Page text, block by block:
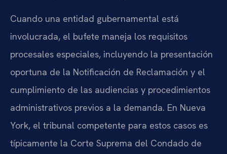
Cuando una entidad gubernamental está
involucrada, el bufete maneja los requisitos
procesales especiales, incluyendo la presentación
oportuna de la Notificación de Reclamación y el
cumplimiento de las audiencias y procedimientos
administrativos previos a la demanda. En Nueva
York, el tribunal competente para estos casos es
típicamente la Corte Suprema del Condado de